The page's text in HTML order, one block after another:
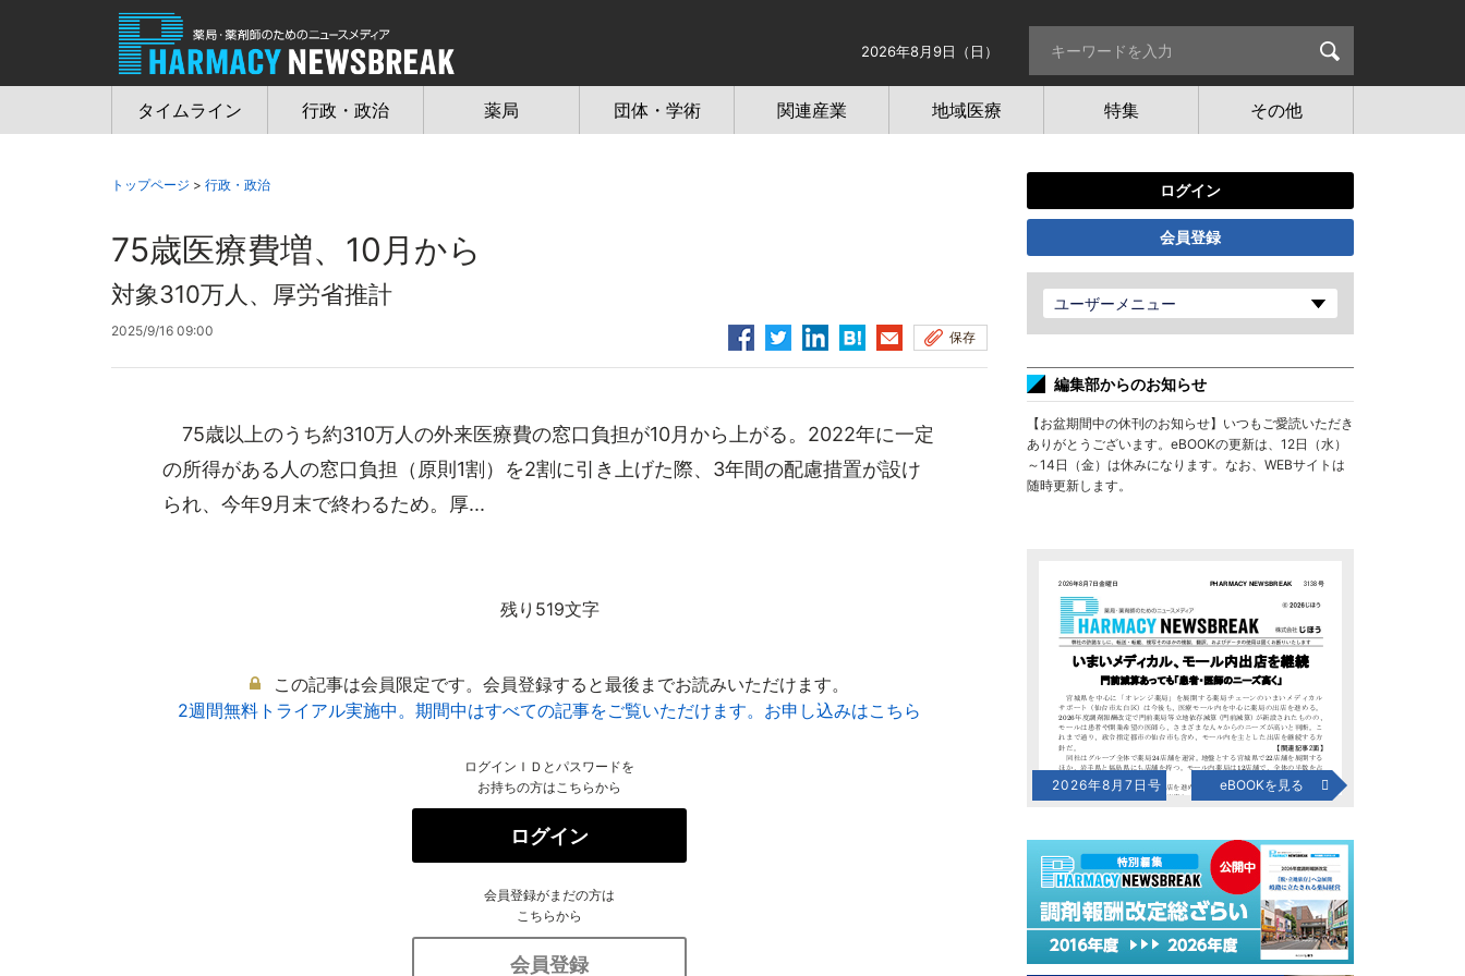
2026年8月9日（日）
タイムライン 行政・政治 薬局 団体・学術 関連産業 地域医療 特集 その他
トップページ > 行政・政治
75歳医療費増、10月から
対象310万人、厚労省推計
2025/9/16 09:00 保存
75歳以上のうち約310万人の外来医療費の窓口負担が10月から上がる。2022年に一定
の所得がある人の窓口負担（原則1割）を2割に引き上げた際、3年間の配慮措置が設け
られ、今年9月末で終わるため。厚...
残り519文字
この記事は会員限定です。会員登録すると最後までお読みいただけます。
2週間無料トライアル実施中。期間中はすべての記事をご覧いただけます。お申し込みはこちら
ログインＩＤとパスワードを
お持ちの方はこちらから
ログイン
会員登録がまだの方は
こちらから
会員登録
ログイン
会員登録
ユーザーメニュー
編集部からのお知らせ
【お盆期間中の休刊のお知らせ】いつもご愛読いただき
ありがとうございます。eBOOKの更新は、12日（水）
～14日（金）は休みになります。なお、WEBサイトは
随時更新します。
2026年8月7日号 eBOOKを見る